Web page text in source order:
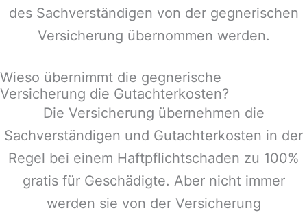
des Sachverständigen von der gegnerischen
Versicherung übernommen werden.
Wieso übernimmt die gegnerische
Versicherung die Gutachterkosten?
Die Versicherung übernehmen die
Sachverständigen und Gutachterkosten in der
Regel bei einem Haftpflichtschaden zu 100%
gratis für Geschädigte. Aber nicht immer
werden sie von der Versicherung